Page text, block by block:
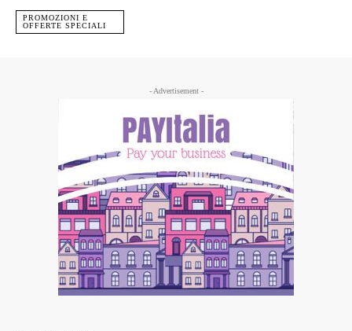
PROMOZIONI E
OFFERTE SPECIALI
- Advertisement -